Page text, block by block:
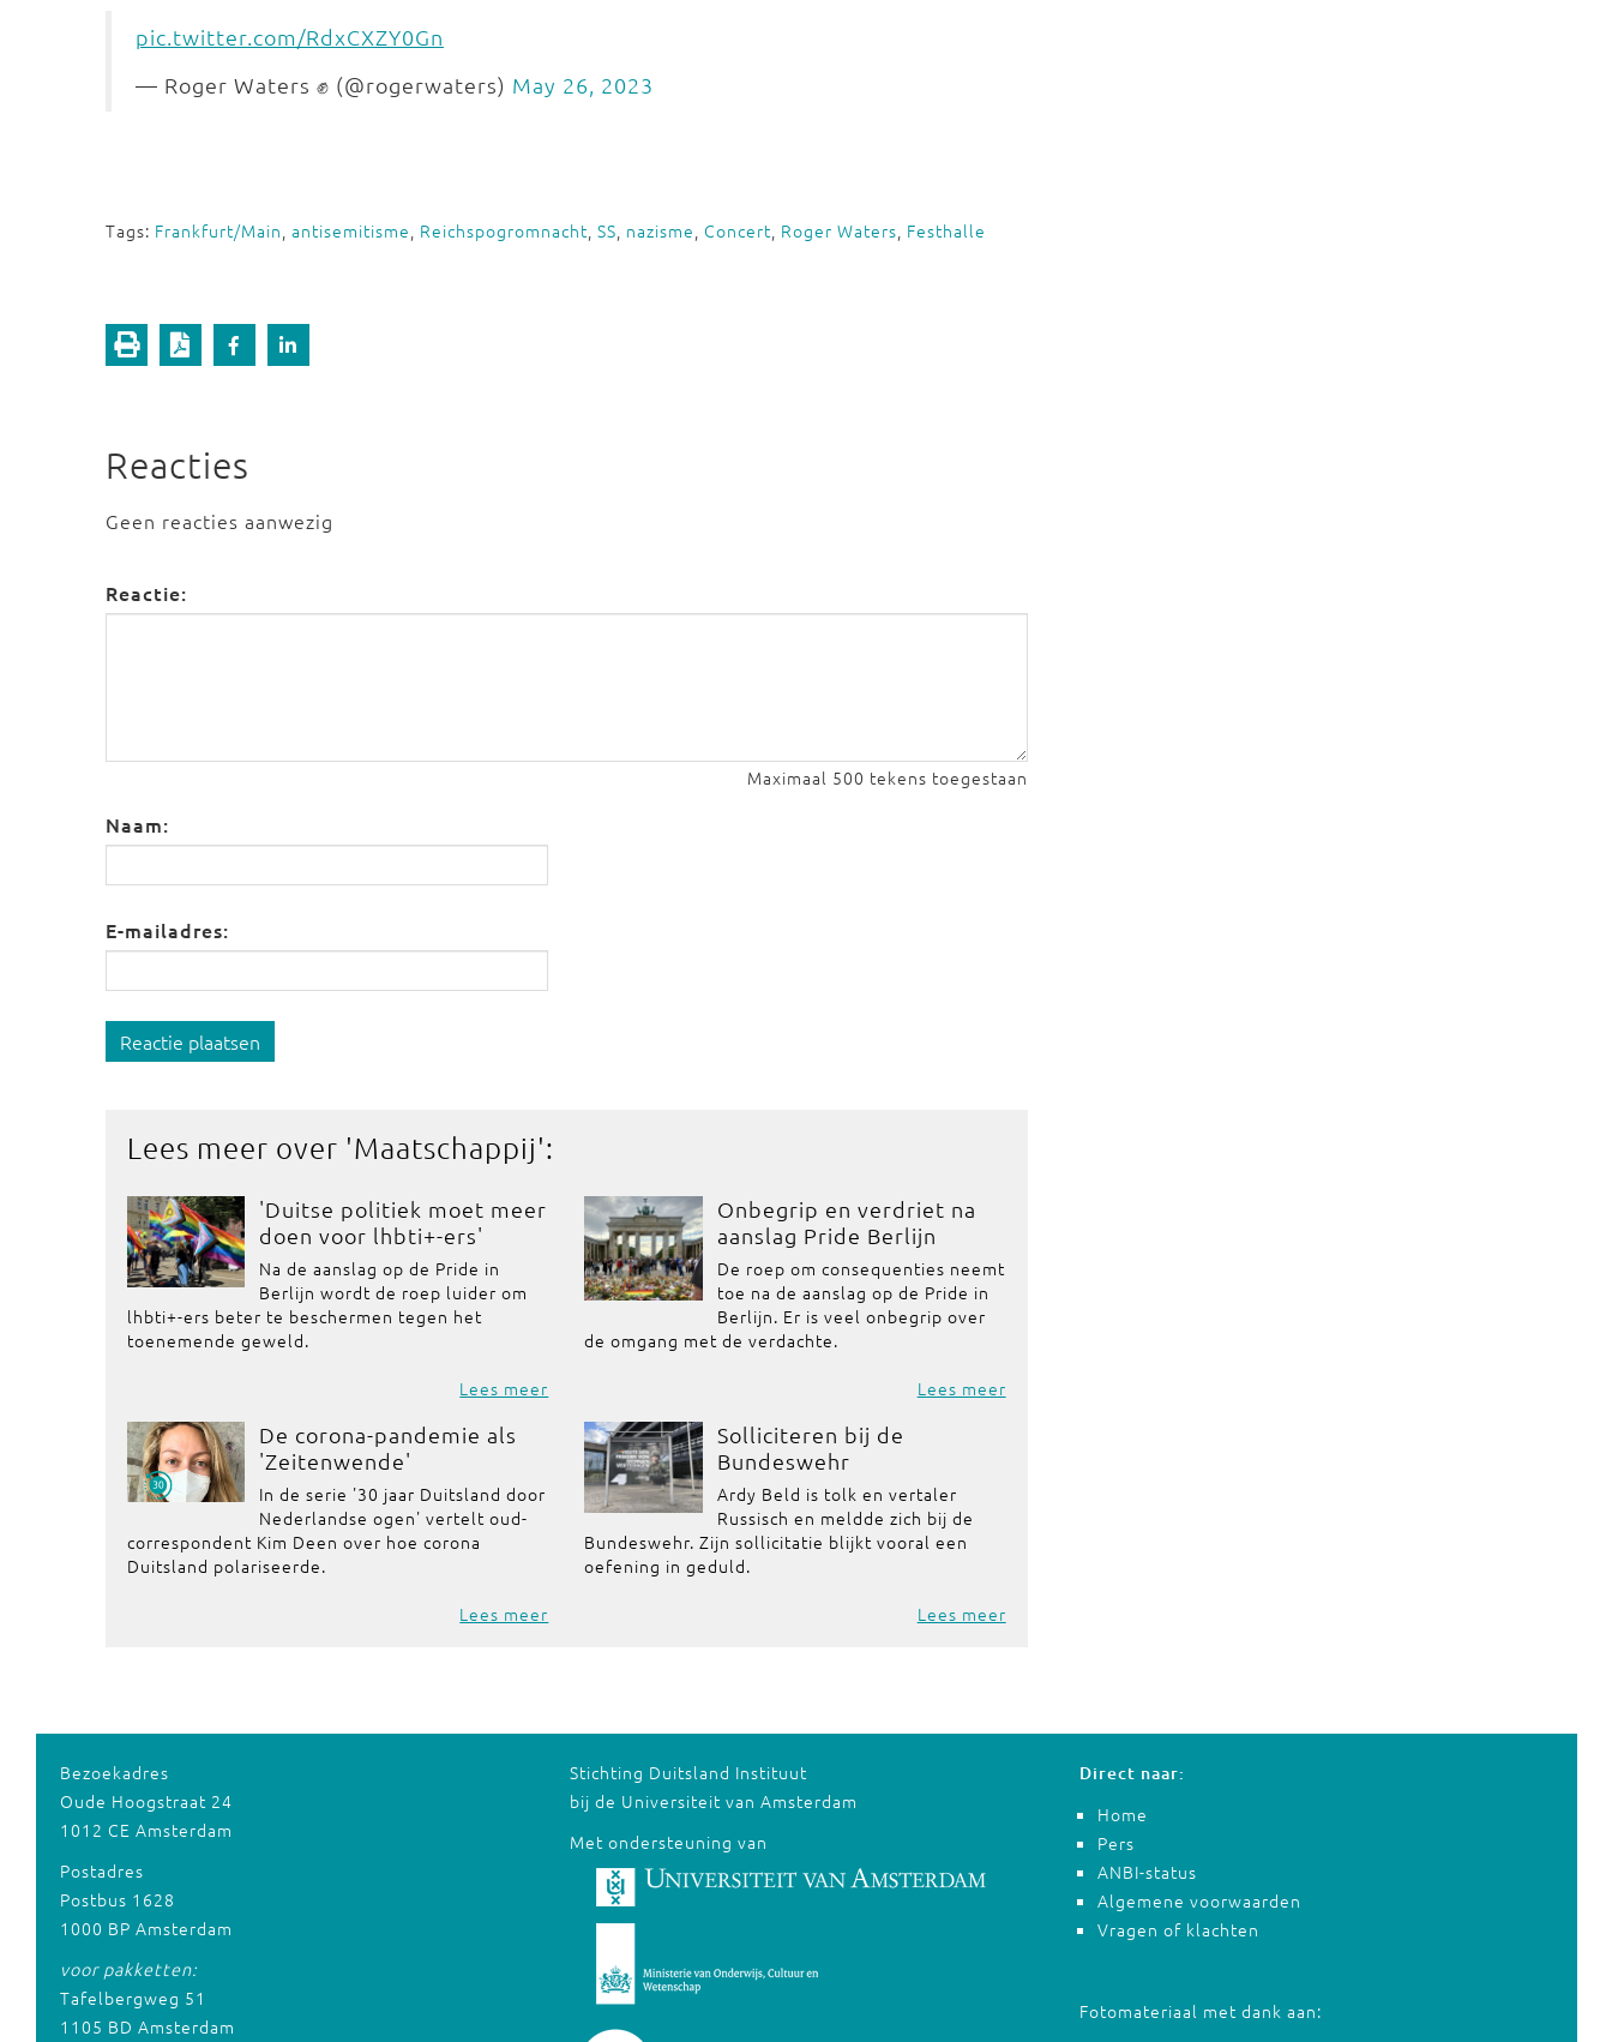
pic.twitter.com/RdxCXZY0Gn
— Roger Waters ✊ (@rogerwaters) May 26, 2023
Tags: Frankfurt/Main, antisemitisme, Reichspogromnacht, SS, nazisme, Concert, Roger Waters, Festhalle
Reacties
Geen reacties aanwezig
Reactie:
Maximaal 500 tekens toegestaan
Naam:
E-mailadres:
Reactie plaatsen
Lees meer over 'Maatschappij':
'Duitse politiek moet meer
doen voor lhbti+-ers'
Na de aanslag op de Pride in
Berlijn wordt de roep luider om
lhbti+-ers beter te beschermen tegen het
toenemende geweld.
Lees meer
Onbegrip en verdriet na
aanslag Pride Berlijn
De roep om consequenties neemt
toe na de aanslag op de Pride in
Berlijn. Er is veel onbegrip over
de omgang met de verdachte.
Lees meer
De corona-pandemie als
'Zeitenwende'
In de serie '30 jaar Duitsland door
Nederlandse ogen' vertelt oud-
correspondent Kim Deen over hoe corona
Duitsland polariseerde.
Lees meer
Solliciteren bij de
Bundeswehr
Ardy Beld is tolk en vertaler
Russisch en meldde zich bij de
Bundeswehr. Zijn sollicitatie blijkt vooral een
oefening in geduld.
Lees meer
Bezoekadres
Oude Hoogstraat 24
1012 CE Amsterdam
Postadres
Postbus 1628
1000 BP Amsterdam
voor pakketten:
Tafelbergweg 51
1105 BD Amsterdam
Stichting Duitsland Instituut
bij de Universiteit van Amsterdam
Met ondersteuning van
Direct naar:
Home
Pers
ANBI-status
Algemene voorwaarden
Vragen of klachten
Fotomateriaal met dank aan: